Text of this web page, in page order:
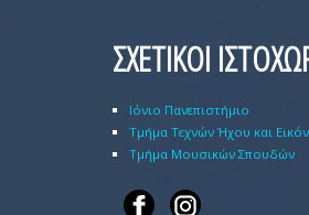
ΣΧΕΤΙΚΟΙ
Ιόνιο Πανεπιστήμιο
Τμήμα Τεχνών Ήχου και
Τμήμα Μουσικών Σπουδών